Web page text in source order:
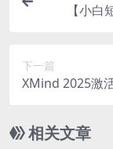
【小
下一篇
XMind 2025激
相关文章